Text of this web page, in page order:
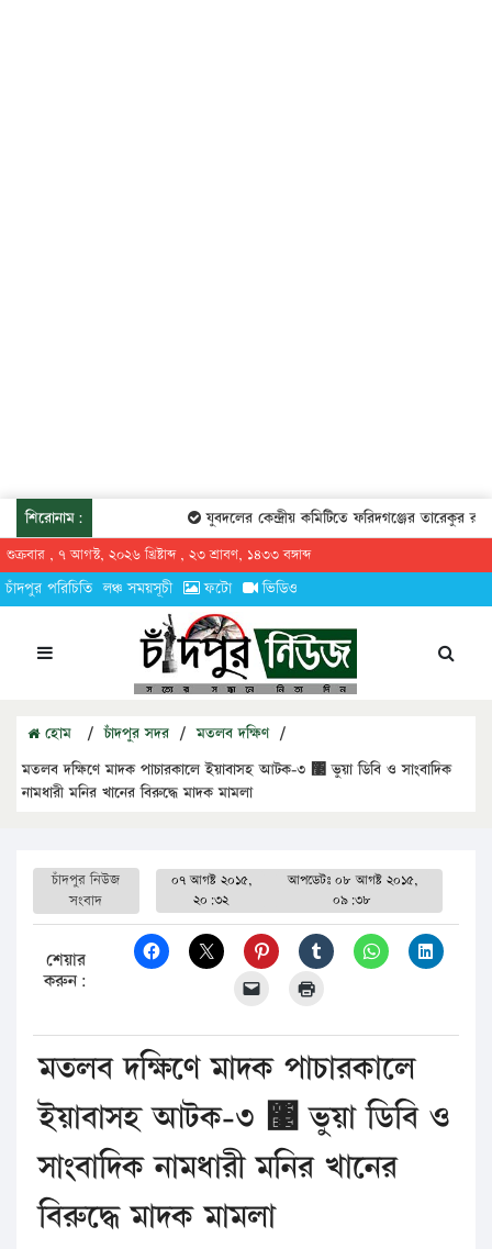
শিরোনাম: যুবদলের কেন্দ্রীয় কমিটিতে ফরিদগঞ্জের তারেকুর রহমান
শুক্রবার , ৭ আগস্ট, ২০২৬ খ্রিষ্টাব্দ , ২৩ শ্রাবণ, ১৪৩৩ বঙ্গাব্দ
চাঁদপুর পরিচিতি লঞ্চ সময়সূচী ফটো ভিডিও
হোম / চাঁদপুর সদর / মতলব দক্ষিণ /
মতলব দক্ষিণে মাদক পাচারকালে ইয়াবাসহ আটক-৩ ঳ ভুয়া ডিবি ও সাংবাদিক
নামধারী মনির খানের বিরুদ্ধে মাদক মামলা
চাঁদপুর নিউজ
সংবাদ
০৭ আগষ্ট ২০১৫,
২০:৩২
আপডেটঃ ০৮ আগষ্ট ২০১৫,
০৯:৩৮
শেয়ার
করুন:
মতলব দক্ষিণে মাদক পাচারকালে
ইয়াবাসহ আটক-৩ ঳ ভুয়া ডিবি ও
সাংবাদিক নামধারী মনির খানের
বিরুদ্ধে মাদক মামলা